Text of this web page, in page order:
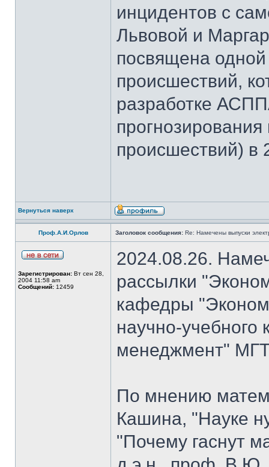
инцидентов с
Львовой и
посвящена
происшествий,
разработке
происшествий) в
Вернуться наверх
Проф.А.И.Орлов Заголовок сообщения: Re: Намечены выпуски
Зарегистрирован: Вт сен 28,
2004 11:58 am
Сообщений: 12459
2024.08.26.
рассылки
кафедры
научно-
менеджмент"
По мнению
Кашина, "Науке
"Почему гаснут